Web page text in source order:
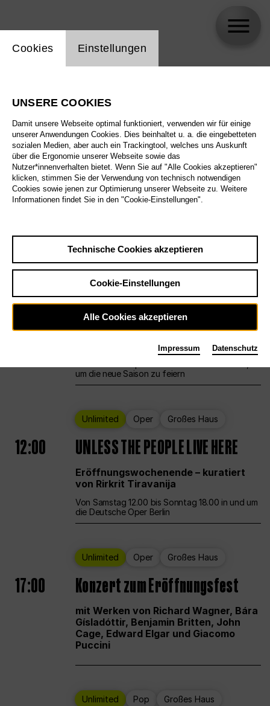
Alle Sparten
Alle Spielstätten
Alle Merkmale
Sa29.8.
Großes Haus
12:00 Eröffnungswochenende
um die neue Saison zu feiern
Unlimited Oper Großes Haus
12:00 UNLESS THE PEOPLE LIVE HERE
Eröffnungswochenende – kuratiert
von Rirkrit Tiravanija
Von Samstag 12.00 bis Sonntag 18.00 in und um
die Deutsche Oper Berlin
Unlimited Oper Großes Haus
17:00 Konzert zum Eröffnungsfest
mit Werken von Richard Wagner, Bára
Gísladóttir, Benjamin Britten, John
Cage, Edward Elgar und Giacomo
Puccini
Unlimited Pop Großes Haus
Einstellung Website Cookie
Cookies Einstellungen
UNSERE COOKIES
Damit unsere Webseite optimal funktioniert, verwenden wir für einige
unserer Anwendungen Cookies. Dies beinhaltet u. a. die eingebetteten
sozialen Medien, aber auch ein Trackingtool, welches uns Auskunft
über die Ergonomie unserer Webseite sowie das
Nutzer*innenverhalten bietet. Wenn Sie auf "Alle Cookies akzeptieren"
klicken, stimmen Sie der Verwendung von technisch notwendigen
Cookies sowie jenen zur Optimierung unserer Webseite zu. Weitere
Informationen findet Sie in den "Cookie-Einstellungen".
Technische Cookies akzeptieren
Cookie-Einstellungen
Alle Cookies akzeptieren
Impressum Datenschutz